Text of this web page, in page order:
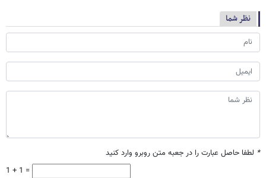
نظر شما
* لطفا حاصل عبارت را در جعبه متن روبرو وارد کنید
1 + 1 =